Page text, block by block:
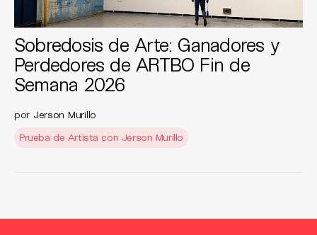
Sobredosis de Arte: Ganadores y
Perdedores de ARTBO Fin de
Semana 2026
por Jerson Murillo
Prueba de Artista con Jerson Murillo